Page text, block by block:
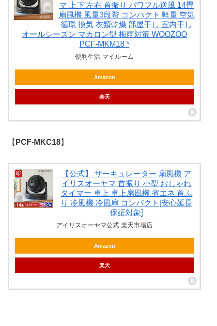
マ 上下 左右 首振り パワフル送風 14畳
扇風機 風量3段階 コンパクト 軽量 空気
循環 換気 衣類乾燥 部屋干し 室内干し
オールシーズン マカロン型 梅雨対策 WOOZOO
PCF-MKM18 *
便利生活 マイルーム
Amazon
楽天
【 PCF-MKC18】
【公式】 サーキュレーター 扇風機 ア
イリスオーヤマ 首振り 小型 おしゃれ
タイマー 卓上 卓上扇風機 省エネ 首ふ
り 冷風機 冷風扇 コンパクト[安心延長
保証対象]
アイリスオーヤマ公式 楽天市場店
Amazon
楽天